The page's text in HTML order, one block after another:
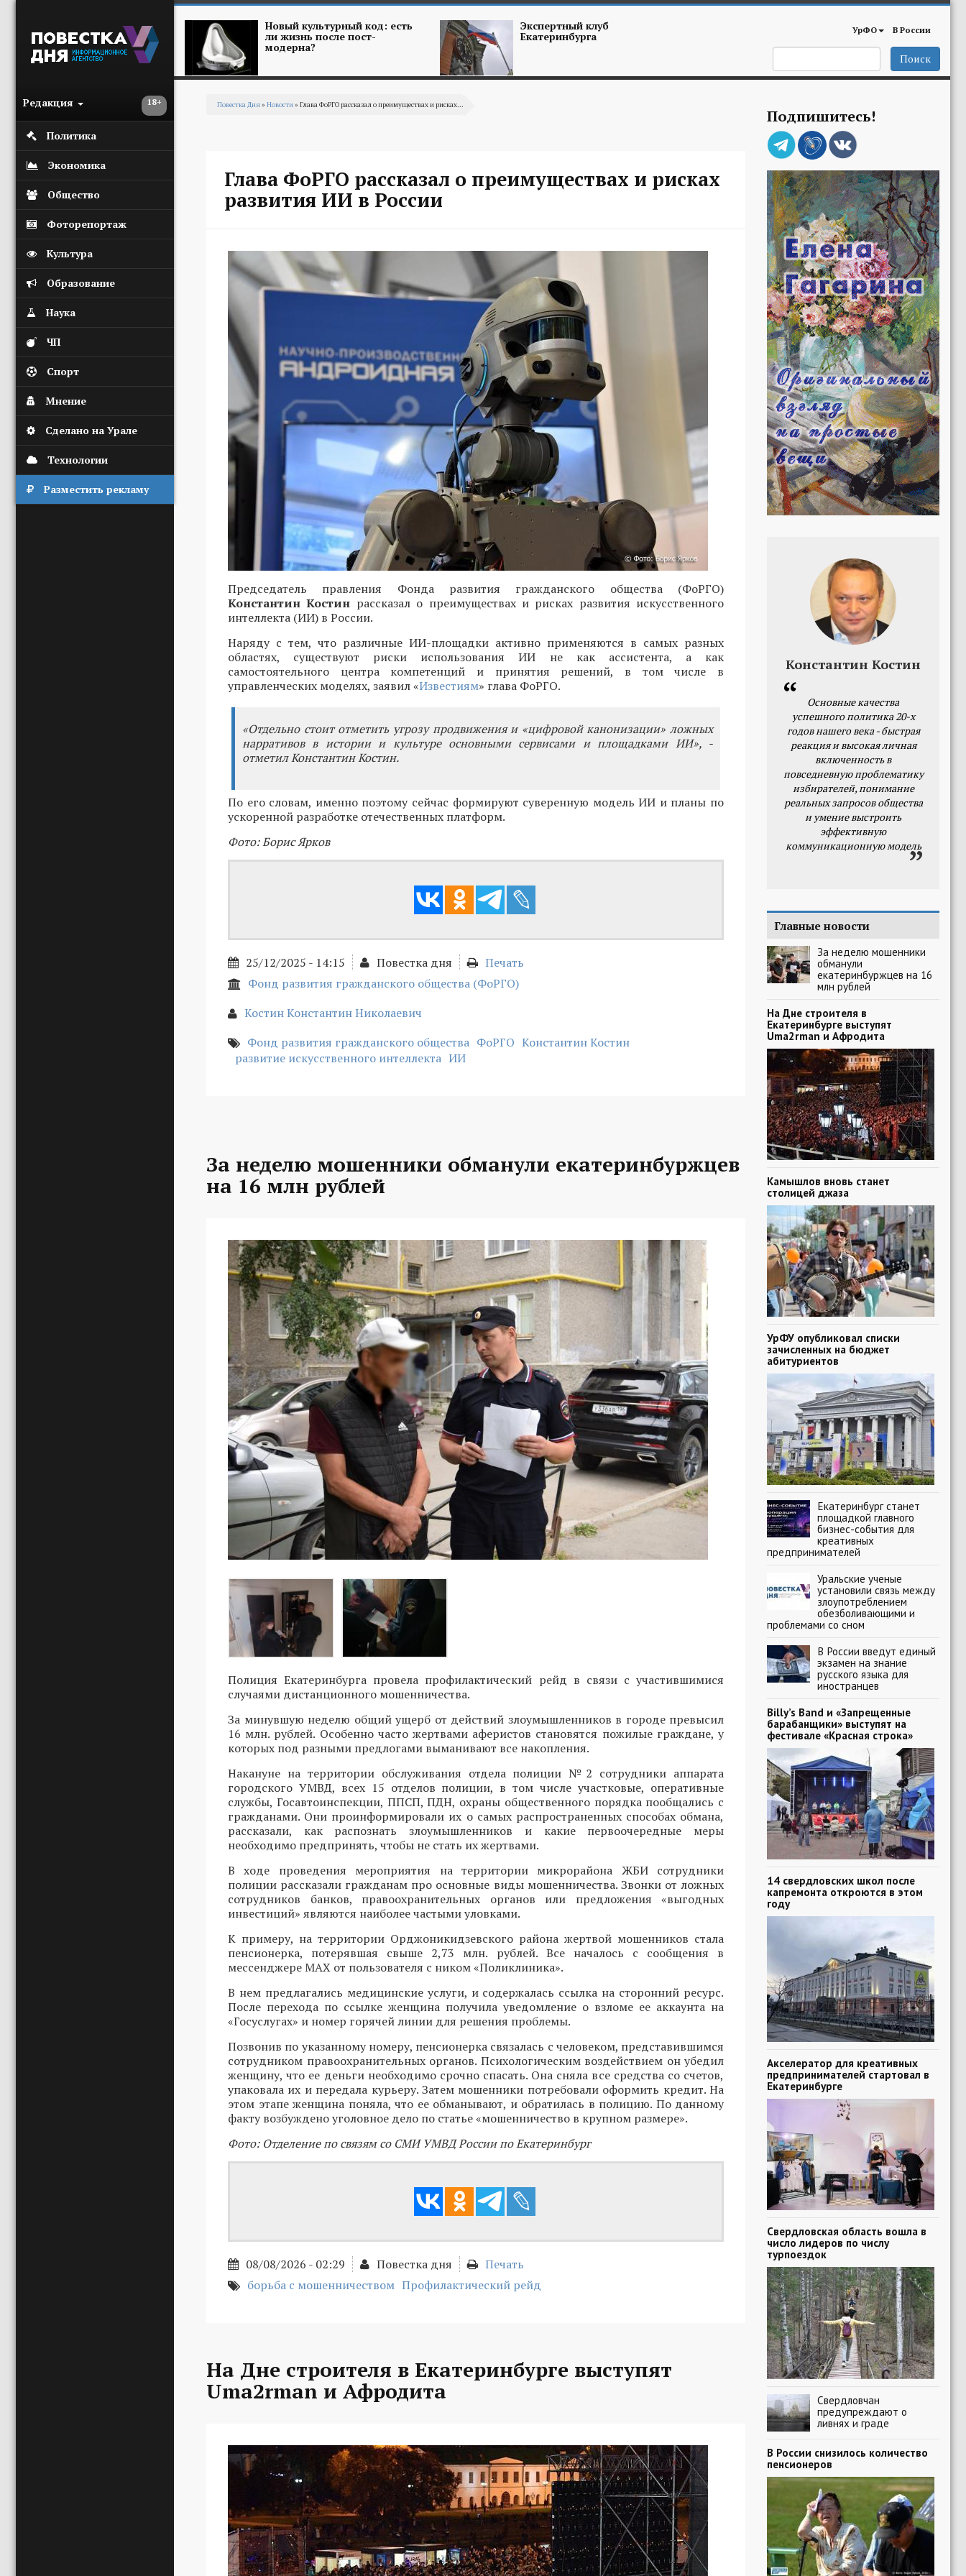
18+
Редакция
Политика
Экономика
Общество
Фоторепортаж
Культура
Образование
Наука
ЧП
Спорт
Мнение
Сделано на Урале
Технологии
Разместить рекламу
Новый культурный код: есть
ли жизнь после пост-
модерна?
Экспертный клуб
Екатеринбурга УрФО В России
Поиск
Повестка Дня» Новости» Глава ФоРГО рассказал о преимуществах и рисках...
Глава ФоРГО рассказал о преимуществах и рисках
развития ИИ в России
Председатель правления Фонда развития гражданского общества (ФоРГО)
Константин Костин рассказал о преимуществах и рисках развития искусственного
интеллекта (ИИ) в России.
Наряду с тем, что различные ИИ-площадки активно применяются в самых разных
областях, существуют риски использования ИИ не как ассистента, а как
самостоятельного центра компетенций и принятия решений, в том числе в
управленческих моделях, заявил «Известиям» глава ФоРГО.
«Отдельно стоит отметить угрозу продвижения и «цифровой канонизации» ложных
нарративов в истории и культуре основными сервисами и площадками ИИ», -
отметил Константин Костин.
По его словам, именно поэтому сейчас формируют суверенную модель ИИ и планы по
ускоренной разработке отечественных платформ.
Фото: Борис Ярков
25/12/2025 - 14:15 Повестка дня
Печать
Фонд развития гражданского общества (ФоРГО)
Костин Константин Николаевич
Фонд развития гражданского общества ФоРГО Константин Костин
развитие искусственного интеллекта ИИ
За неделю мошенники обманули екатеринбуржцев
на 16 млн рублей
Полиция Екатеринбурга провела профилактический рейд в связи с участившимися
случаями дистанционного мошенничества.
За минувшую неделю общий ущерб от действий злоумышленников в городе превысил
16 млн. рублей. Особенно часто жертвами аферистов становятся пожилые граждане, у
которых под разными предлогами выманивают все накопления.
Накануне на территории обслуживания отдела полиции №2 сотрудники аппарата
городского УМВД, всех 15 отделов полиции, в том числе участковые, оперативные
службы, Госавтоинспекции, ППСП, ПДН, охраны общественного порядка пообщались с
гражданами. Они проинформировали их о самых распространенных способах обмана,
рассказали, как распознать злоумышленников и какие первоочередные меры
необходимо предпринять, чтобы не стать их жертвами.
В ходе проведения мероприятия на территории микрорайона ЖБИ сотрудники
полиции рассказали гражданам про основные виды мошенничества. Звонки от ложных
сотрудников банков, правоохранительных органов или предложения «выгодных
инвестиций» являются наиболее частыми уловками.
К примеру, на территории Орджоникидзевского района жертвой мошенников стала
пенсионерка, потерявшая свыше 2,73 млн. рублей. Все началось с сообщения в
мессенджере MAX от пользователя с ником «Поликлиника».
В нем предлагались медицинские услуги, и содержалась ссылка на сторонний ресурс.
После перехода по ссылке женщина получила уведомление о взломе ее аккаунта на
«Госуслугах» и номер горячей линии для решения проблемы.
Позвонив по указанному номеру, пенсионерка связалась с человеком, представившимся
сотрудником правоохранительных органов. Психологическим воздействием он убедил
женщину, что ее деньги необходимо срочно спасать. Она сняла все средства со счетов,
упаковала их и передала курьеру. Затем мошенники потребовали оформить кредит. На
этом этапе женщина поняла, что ее обманывают, и обратилась в полицию. По данному
факту возбуждено уголовное дело по статье «мошенничество в крупном размере».
Фото: Отделение по связям со СМИ УМВД России по Екатеринбург
08/08/2026 - 02:29 Повестка дня
Печать
борьба с мошенничеством Профилактический рейд
На Дне строителя в Екатеринбурге выступят
Uma2rman и Афродита
Подпишитесь!
Константин Костин
Основные качества
успешного политика 20-х
годов нашего века - быстрая
реакция и высокая личная
включенность в
повседневную проблематику
избирателей, понимание
реальных запросов общества
и умение выстроить
эффективную
коммуникационную модель
Главные новости
За неделю мошенники
обманули
екатеринбуржцев на 16
млн рублей
На Дне строителя в
Екатеринбурге выступят
Uma2rman и Афродита
Камышлов вновь станет
столицей джаза
УрФУ опубликовал списки
зачисленных на бюджет
абитуриентов
Екатеринбург станет
площадкой главного
бизнес-события для
креативных
предпринимателей
Уральские ученые
установили связь между
злоупотреблением
обезболивающими и
проблемами со сном
В России введут единый
экзамен на знание
русского языка для
иностранцев
Billy’s Band и «Запрещенные
барабанщики» выступят на
фестивале «Красная строка»
14 свердловских школ после
капремонта откроются в этом
году
Акселератор для креативных
предпринимателей стартовал в
Екатеринбурге
Свердловская область вошла в
число лидеров по числу
турпоездок
Свердловчан
предупреждают о
ливнях и граде
В России снизилось количество
пенсионеров